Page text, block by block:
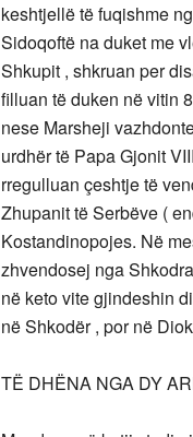
keshtjellë të fuqishme
Sidoqoftë na duket me
Shkupit , shkruan per
filluan të duken në vitin
nese Marsheji
urdhër të Papa Gjonit
rregulluan çeshtje të
Zhupanit të Serbëve (
Kostandinopojes. Në
zhvendosej nga
në keto vite gjindeshin
në Shkodër , por në
TË DHËNA NGA DY